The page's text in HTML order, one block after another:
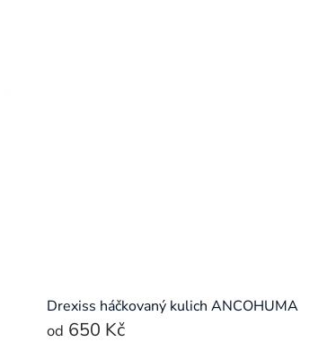
Drexiss háčkovaný kulich ANCOHUMA
od 650 Kč